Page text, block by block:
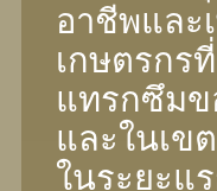
อาชีพและ
เกษตรกร
แทรกซึมข
และในเข
ในระยะแ